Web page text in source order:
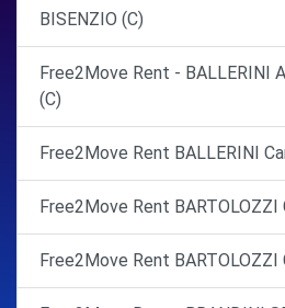
BISENZIO (C)
Free2Move Rent - BALLERINI
(C)
Free2Move Rent BALLERINI
Free2Move Rent BARTOLOZZI
Free2Move Rent BARTOLOZZI